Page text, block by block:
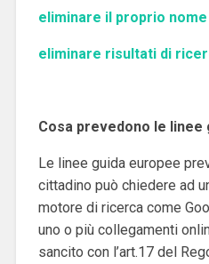
eliminare il proprio
eliminare risultati di
Cosa prevedono le linee
Le linee guida europee
cittadino può chiedere ad
motore di ricerca come
uno o più collegamenti
sancito con l’art.17 del